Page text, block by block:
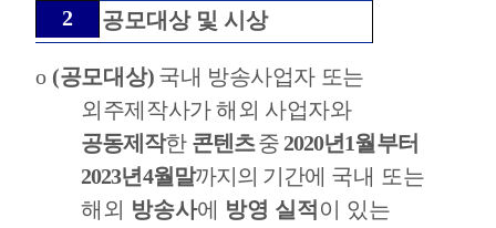
2 공모대상 및 시상
o (공모대상) 국내 방송사업자 또는
외주제작사가 해외 사업자와
공동제작한 콘텐츠중2020년1월부터
2023년4월말까지의 기간에 국내 또는
해외 방송사에 방영 실적 이 있는